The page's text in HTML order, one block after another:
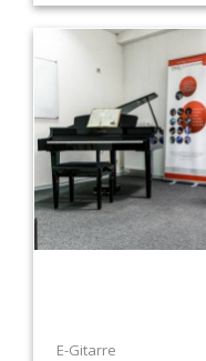
E-Gitarre